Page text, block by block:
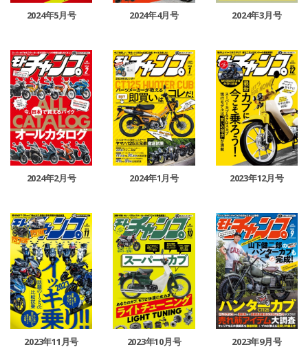
2024年5月号 2024年4月号 2024年3月号
2024年2月号 2024年1月号 2023年12月号
2023年11月号 2023年10月号 2023年9月号